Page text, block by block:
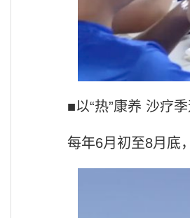
■以“热”康养 沙疗
每年6月初至8月底